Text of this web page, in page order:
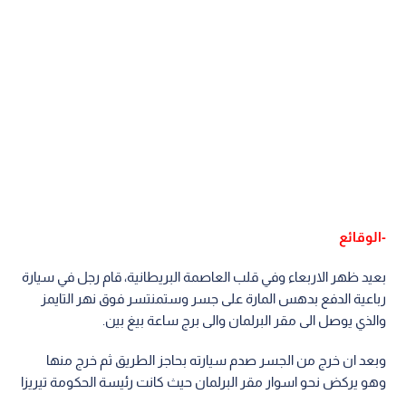
-الوقائع
بعيد ظهر الاربعاء وفي قلب العاصمة البريطانية، قام رجل في سيارة
رباعية الدفع بدهس المارة على جسر وستمنتسر فوق نهر التايمز
والذي يوصل الى مقر البرلمان والى برج ساعة بيغ بين.
وبعد ان خرج من الجسر صدم سيارته بحاجز الطريق ثم خرج منها
وهو يركض نحو اسوار مقر البرلمان حيث كانت رئيسة الحكومة تيريزا